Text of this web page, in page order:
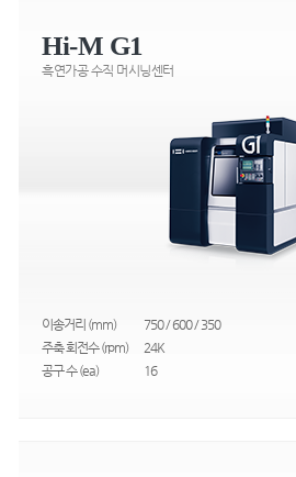
Hi-M G1
흑연가공 수직 머시닝센터
이송거리 (mm)
750 / 600 / 350
주축 회전수 (rpm)
24K
공구 수 (ea)
16